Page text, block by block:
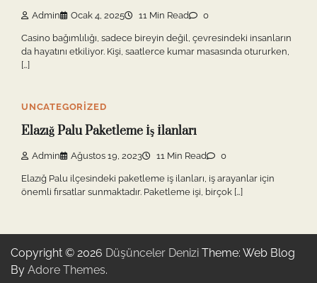
Admin Ocak 4, 2025 11 Min Read 0
Casino bağımlılığı, sadece bireyin değil, çevresindeki insanların
da hayatını etkiliyor. Kişi, saatlerce kumar masasında otururken,
[…]
UNCATEGORIZED
Elazığ Palu Paketleme İş İlanları
Admin Ağustos 19, 2023 11 Min Read 0
Elazığ Palu ilçesindeki paketleme iş ilanları, iş arayanlar için
önemli fırsatlar sunmaktadır. Paketleme işi, birçok […]
Copyright © 2026 Düşünceler Denizi Theme: Web Blog
By Adore Themes.